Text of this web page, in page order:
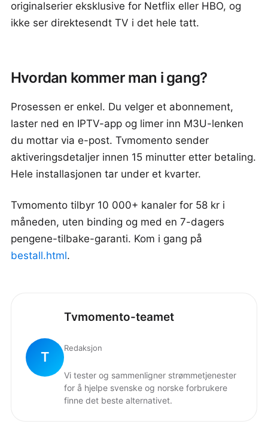
originalserier eksklusive for Netflix eller HBO, og
ikke ser direktesendt TV i det hele tatt.
Hvordan kommer man i gang?
Prosessen er enkel. Du velger et abonnement,
laster ned en IPTV-app og limer inn M3U-lenken
du mottar via e-post. Tvmomento sender
aktiveringsdetaljer innen 15 minutter etter betaling.
Hele installasjonen tar under et kvarter.
Tvmomento tilbyr 10 000+ kanaler for 58 kr i
måneden, uten binding og med en 7-dagers
pengene-tilbake-garanti. Kom i gang på
bestall.html.
T
Tvmomento-teamet
Redaksjon
Vi tester og sammenligner strømmetjenester
for å hjelpe svenske og norske forbrukere
finne det beste alternativet.